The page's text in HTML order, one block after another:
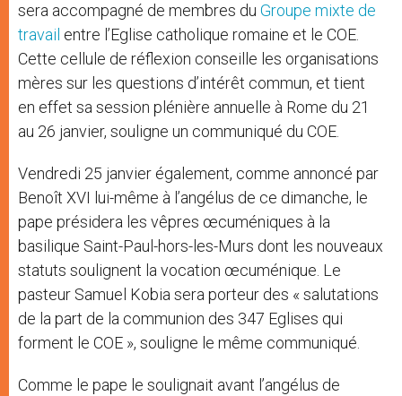
sera accompagné de membres du Groupe mixte de
travail entre l’Eglise catholique romaine et le COE.
Cette cellule de réflexion conseille les organisations
mères sur les questions d’intérêt commun, et tient
en effet sa session plénière annuelle à Rome du 21
au 26 janvier, souligne un communiqué du COE.
Vendredi 25 janvier également, comme annoncé par
Benoît XVI lui-même à l’angélus de ce dimanche, le
pape présidera les vêpres œcuméniques à la
basilique Saint-Paul-hors-les-Murs dont les nouveaux
statuts soulignent la vocation œcuménique. Le
pasteur Samuel Kobia sera porteur des « salutations
de la part de la communion des 347 Eglises qui
forment le COE », souligne le même communiqué.
Comme le pape le soulignait avant l’angélus de